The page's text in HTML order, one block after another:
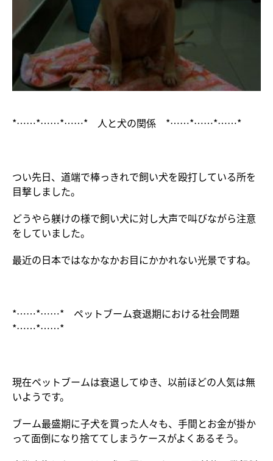
*……*……*……* 人と犬の関係 *……*……*……*
つい先日、道端で棒っきれで飼い犬を殴打している所を
目撃しました。
どうやら躾けの様で飼い犬に対し大声で叫びながら注意
をしていました。
最近の日本ではなかなかお目にかかれない光景ですね。
*……*……* ペットブーム衰退期における社会問題
*……*……*
現在ペットブームは衰退してゆき、以前ほどの人気は無
いようです。
ブーム最盛期に子犬を買った人々も、手間とお金が掛か
って面倒になり捨ててしまうケースがよくあるそう。